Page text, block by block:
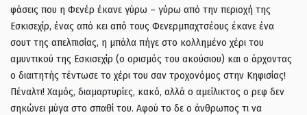
φάσεις που η Φενέρ έκανε γύρω – γύρω από την περιοχή της
Εσκισεχίρ, ένας από κει από τους Φενερμπαχτσέους έκανε ένα
σουτ της απελπισίας, η μπάλα πήγε στο κολλημένο χέρι του
αμυντικού της Εσκισεχίρ (ο ορισμός του ακούσιου) και ο άρχοντας
ο διαιτητής τέντωσε το χέρι του σαν τροχονόμος στην Κηφισίας!
Πέναλτι! Χαμός, διαμαρτυρίες, κακό, αλλά ο αμείλικτος ο ρεφ δεν
σηκώνει μύγα στο σπαθί του. Αφού το δε ο άνθρωπος τι να